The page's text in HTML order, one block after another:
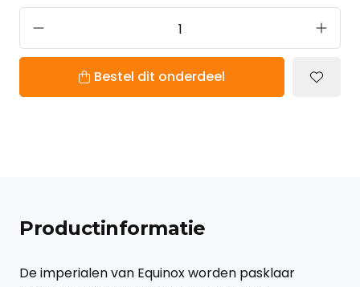
Bestel dit onderdeel
Productinformatie
De imperialen van Equinox worden pasklaar